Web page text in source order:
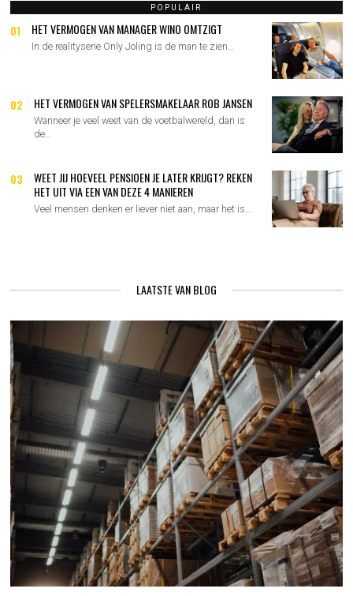
POPULAIR
01 HET VERMOGEN VAN MANAGER WINO OMTZIGT
In de realityserie Only Joling is de man te zien…
02 HET VERMOGEN VAN SPELERSMAKELAAR ROB JANSEN
Wanneer je veel weet van de voetbalwereld, dan is
de…
03
WEET JIJ HOEVEEL PENSIOEN JE LATER KRIJGT? REKEN
HET UIT VIA EEN VAN DEZE 4 MANIEREN
Veel mensen denken er liever niet aan, maar het is…
LAATSTE VAN BLOG